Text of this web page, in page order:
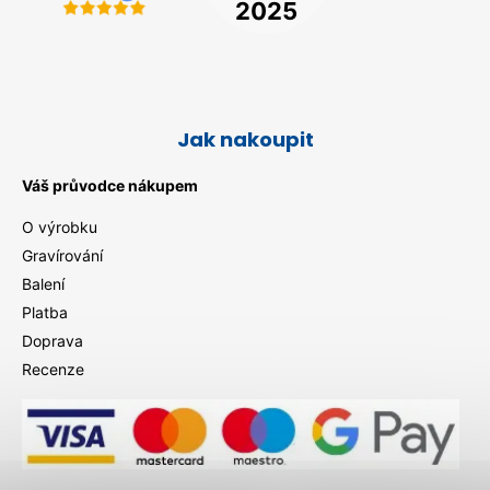
Jak nakoupit
Váš průvodce nákupem
O výrobku
Gravírování
Balení
Platba
Doprava
Recenze